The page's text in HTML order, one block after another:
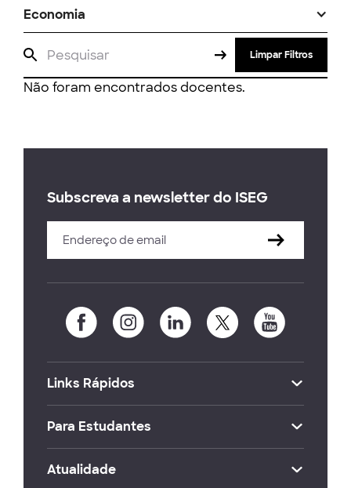
Economia
Limpar Filtros
Não foram encontrados docentes.
Subscreva a newsletter do ISEG
Links Rápidos
Para Estudantes
Atualidade